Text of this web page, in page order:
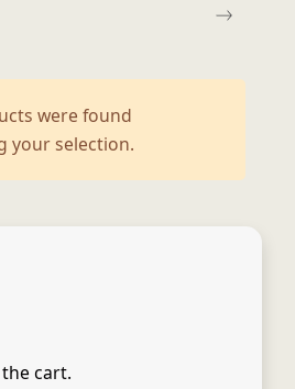
were found
your selection.
cart.